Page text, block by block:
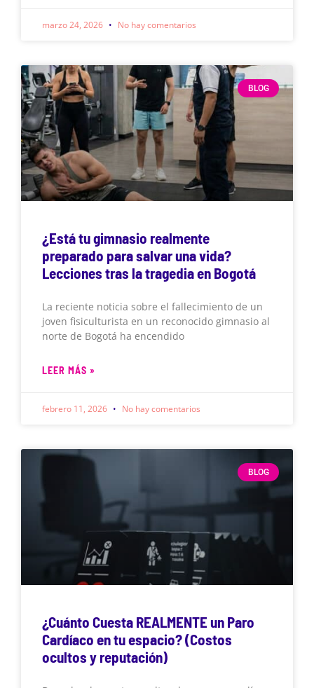
marzo 24, 2026 No hay comentarios
BLOG
¿Está tu gimnasio realmente
preparado para salvar una vida?
Lecciones tras la tragedia en Bogotá
La reciente noticia sobre el fallecimiento de un
joven fisiculturista en un reconocido gimnasio al
norte de Bogotá ha encendido
LEER MÁS »
febrero 11, 2026 No hay comentarios
BLOG
¿Cuánto Cuesta REALMENTE un Paro
Cardíaco en tu espacio? (Costos
ocultos y reputación)